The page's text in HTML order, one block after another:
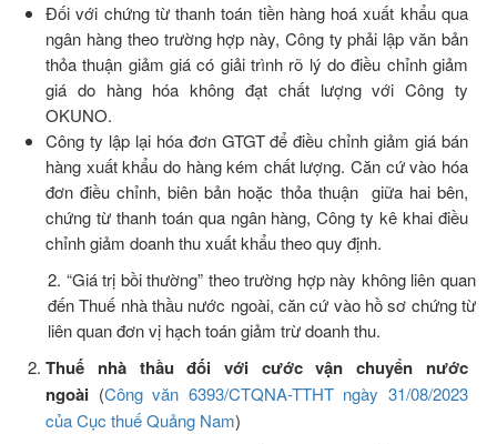
Đối với chứng từ thanh toán tiền hàng hoá xuất khẩu qua
ngân hàng theo trường hợp này, Công ty phải lập văn bản
thỏa thuận giảm giá có giải trình rõ lý do điều chỉnh giảm
giá do hàng hóa không đạt chất lượng với Công ty
OKUNO.
Công ty lập lại hóa đơn GTGT để điều chỉnh giảm giá bán
hàng xuất khẩu do hàng kém chất lượng. Căn cứ vào hóa
đơn điều chỉnh, biên bản hoặc thỏa thuận giữa hai bên,
chứng từ thanh toán qua ngân hàng, Công ty kê khai điều
chỉnh giảm doanh thu xuất khẩu theo quy định.
2. “Giá trị bồi thường” theo trường hợp này không liên quan
đến Thuế nhà thầu nước ngoài, căn cứ vào hồ sơ chứng từ
liên quan đơn vị hạch toán giảm trừ doanh thu.
Thuế nhà thầu đối với cước vận chuyển nước
ngoài (Công văn 6393/CTQNA-TTHT ngày 31/08/2023
của Cục thuế Quảng Nam)